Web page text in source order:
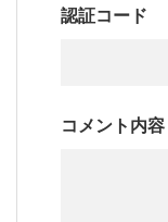
認証コード
コメント内容